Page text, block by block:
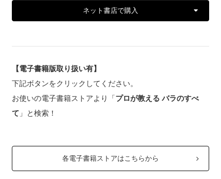
ネット書店で購入
【電子書籍版取り扱い有】
下記ボタンをクリックしてください。
お使いの電子書籍ストアより「プロが教える バラのすべ
て 」と検索！
各電子書籍ストアはこちらから